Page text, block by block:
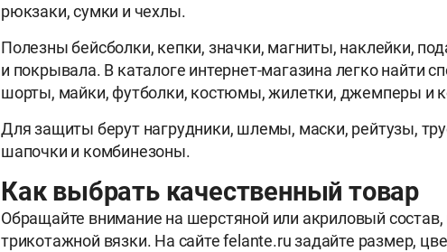
рюкзаки, сумки и чехлы.
Полезны бейсболки, кепки, значки, магниты, наклейки,
и покрывала. В каталоге интернет-магазина легко найти
шорты, майки, футболки, костюмы, жилетки, джемперы и
Для защиты берут нагрудники, шлемы, маски, рейтузы,
шапочки и комбинезоны.
Как выбрать качественный товар
Обращайте внимание на шерстяной или акриловый
трикотажной вязки. На сайте felante.ru задайте размер,